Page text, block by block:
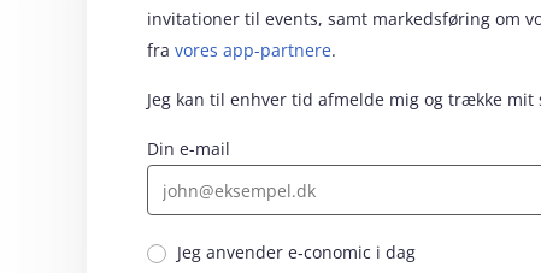
invitationer til events, samt markedsføring om
fra vores app-partnere.
Jeg kan til enhver tid afmelde mig og trække mit
Din e-mail
Jeg anvender e‑conomic i dag